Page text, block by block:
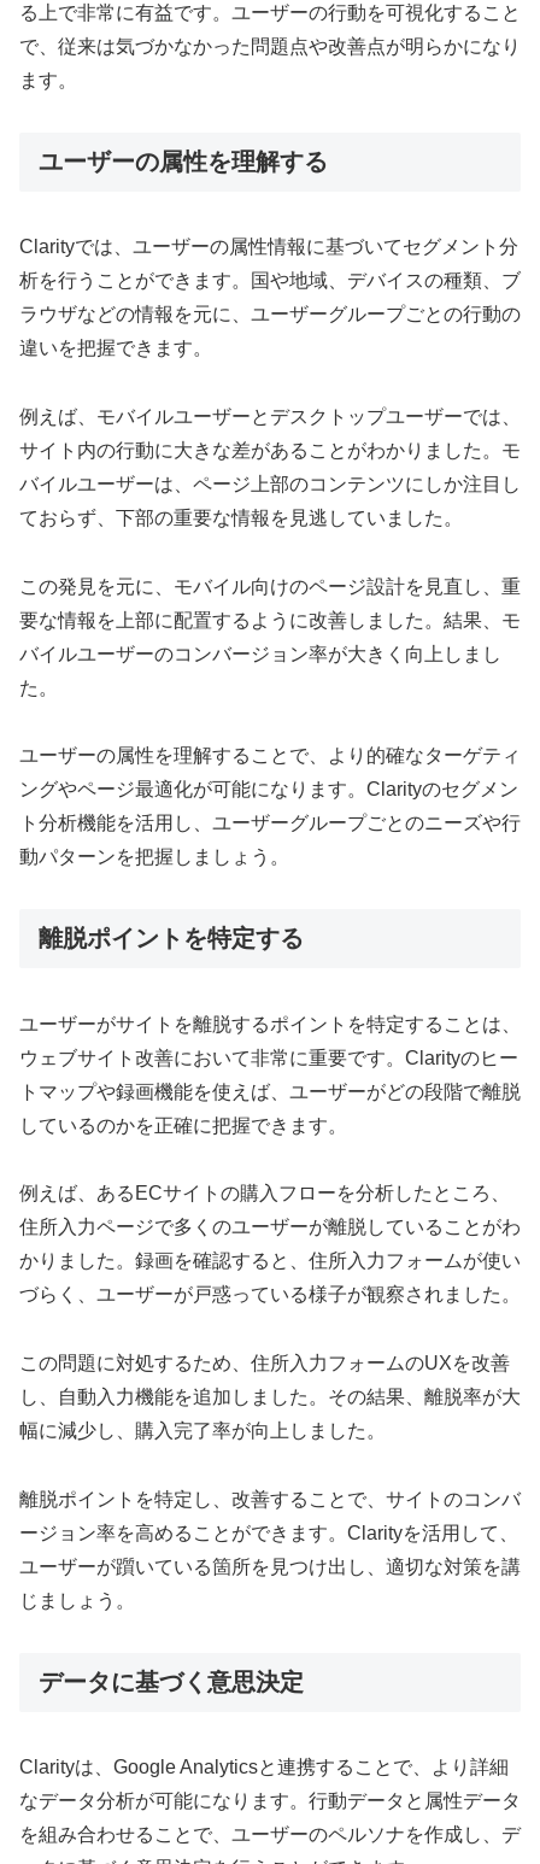
る上で非常に有益です。ユーザーの行動を可視化すること
で、従来は気づかなかった問題点や改善点が明らかになり
ます。
ユーザーの属性を理解する
Clarityでは、ユーザーの属性情報に基づいてセグメント分
析を行うことができます。国や地域、デバイスの種類、ブ
ラウザなどの情報を元に、ユーザーグループごとの行動の
違いを把握できます。
例えば、モバイルユーザーとデスクトップユーザーでは、
サイト内の行動に大きな差があることがわかりました。モ
バイルユーザーは、ページ上部のコンテンツにしか注目し
ておらず、下部の重要な情報を見逃していました。
この発見を元に、モバイル向けのページ設計を見直し、重
要な情報を上部に配置するように改善しました。結果、モ
バイルユーザーのコンバージョン率が大きく向上しまし
た。
ユーザーの属性を理解することで、より的確なターゲティ
ングやページ最適化が可能になります。Clarityのセグメン
ト分析機能を活用し、ユーザーグループごとのニーズや行
動パターンを把握しましょう。
離脱ポイントを特定する
ユーザーがサイトを離脱するポイントを特定することは、
ウェブサイト改善において非常に重要です。Clarityのヒー
トマップや録画機能を使えば、ユーザーがどの段階で離脱
しているのかを正確に把握できます。
例えば、あるECサイトの購入フローを分析したところ、
住所入力ページで多くのユーザーが離脱していることがわ
かりました。録画を確認すると、住所入力フォームが使い
づらく、ユーザーが戸惑っている様子が観察されました。
この問題に対処するため、住所入力フォームのUXを改善
し、自動入力機能を追加しました。その結果、離脱率が大
幅に減少し、購入完了率が向上しました。
離脱ポイントを特定し、改善することで、サイトのコンバ
ージョン率を高めることができます。Clarityを活用して、
ユーザーが躓いている箇所を見つけ出し、適切な対策を講
じましょう。
データに基づく意思決定
Clarityは、Google Analyticsと連携することで、より詳細
なデータ分析が可能になります。行動データと属性データ
を組み合わせることで、ユーザーのペルソナを作成し、デ